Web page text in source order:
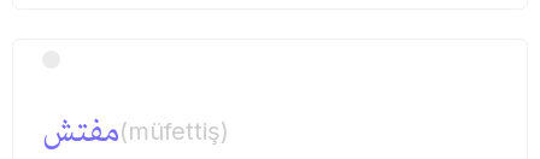
مفتش(müfettiş)